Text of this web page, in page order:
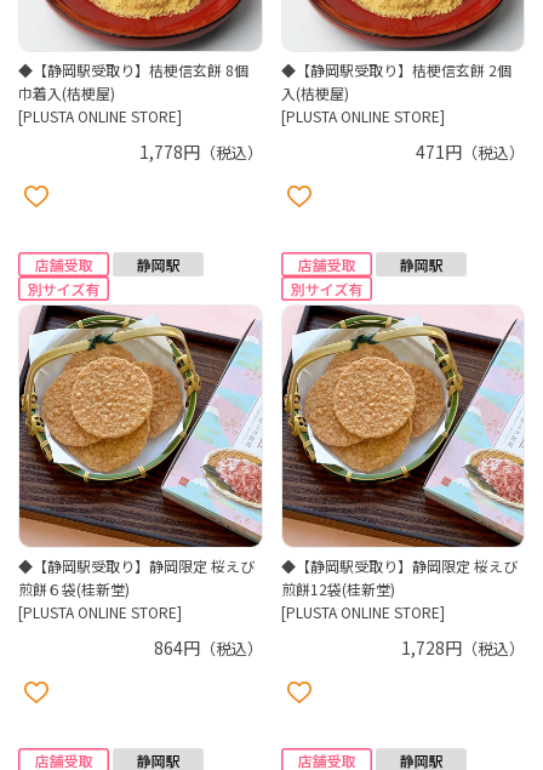
◆【静岡駅受取り】桔梗信玄餅 8個
巾着入(桔梗屋)
[PLUSTA ONLINE STORE]
1,778円（税込）
◆【静岡駅受取り】桔梗信玄餅 2個
入(桔梗屋)
[PLUSTA ONLINE STORE]
471円 （税込）
◆【静岡駅受取り】静岡限定 桜えび
煎餅６袋(桂新堂)
[PLUSTA ONLINE STORE]
864円（税込）
◆【静岡駅受取り】静岡限定 桜えび
煎餅12袋(桂新堂)
[PLUSTA ONLINE STORE]
1,728円 （税込）